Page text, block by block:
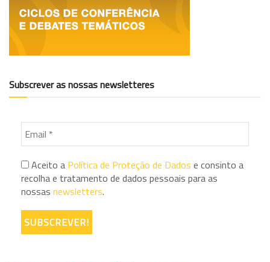
Subscrever as nossas newsletteres
Aceito a Política de Proteção de Dados e consinto a
recolha e tratamento de dados pessoais para as
nossas newsletters.